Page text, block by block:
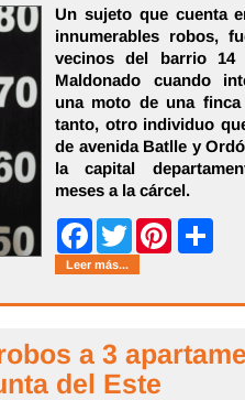
Un sujeto que cuenta
innumerables robos,
vecinos del barrio 14
Maldonado cuando
una moto de una
tanto, otro individuo
de avenida Batlle y
la capital
meses a la cárcel.
FacebookTwitter Pinterest
Leer más...
a 3
del Este